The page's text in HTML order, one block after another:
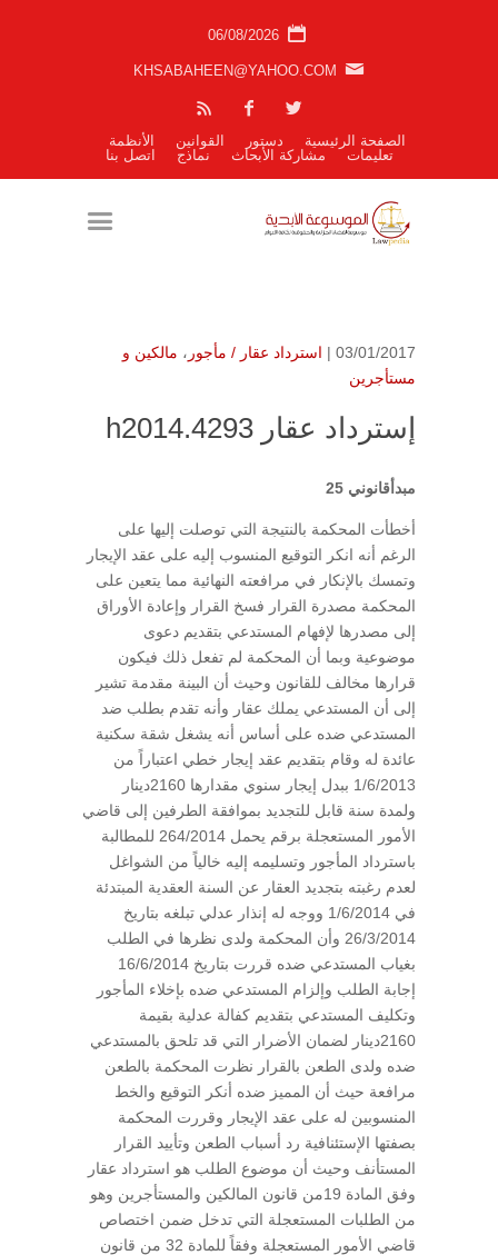
06/08/2026
KHSABAHEEN@YAHOO.COM
الصفحة الرئيسية دستور القوانين
الأنظمة
تعليمات
مشاركة الأبحاث نماذج اتصل بنا
03/01/2017 | استرداد عقار / مأجور ، مالكين و
مستأجرين
إسترداد عقار h2014.4293
مبدأقانوني 25
أخطأت المحكمة بالنتيجة التي توصلت إليها على
الرغم أنه انكر التوقيع المنسوب إليه على عقد الإيجار
وتمسك بالإنكار في مرافعته النهائية مما يتعين على
المحكمة مصدرة القرار فسخ القرار وإعادة الأوراق
إلى مصدرها لإفهام المستدعي بتقديم دعوى
موضوعية وبما أن المحكمة لم تفعل ذلك فيكون
قرارها مخالف للقانون وحيث أن البينة مقدمة تشير
إلى أن المستدعي يملك عقار وأنه تقدم بطلب ضد
المستدعي ضده على أساس أنه يشغل شقة سكنية
عائدة له وقام بتقديم عقد إيجار خطي اعتباراً من
1/6/2013 ببدل إيجار سنوي مقدارها 2160دينار
ولمدة سنة قابل للتجديد بموافقة الطرفين إلى قاضي
الأمور المستعجلة برقم يحمل 264/2014 للمطالبة
باسترداد المأجور وتسليمه إليه خالياً من الشواغل
لعدم رغبته بتجديد العقار عن السنة العقدية المبتدئة
في 1/6/2014 ووجه له إنذار عدلي تبلغه بتاريخ
26/3/2014 وأن المحكمة ولدى نظرها في الطلب
بغياب المستدعي ضده قررت بتاريخ 16/6/2014
إجابة الطلب وإلزام المستدعي ضده بإخلاء المأجور
وتكليف المستدعي بتقديم كفالة عدلية بقيمة
2160دينار لضمان الأضرار التي قد تلحق بالمستدعي
ضده ولدى الطعن بالقرار نظرت المحكمة بالطعن
مرافعة حيث أن المميز ضده أنكر التوقيع والخط
المنسوبين له على عقد الإيجار وقررت المحكمة
بصفتها الإستئنافية رد أسباب الطعن وتأييد القرار
المستأنف وحيث أن موضوع الطلب هو استرداد عقار
وفق المادة 19من قانون المالكين والمستأجرين وهو
من الطلبات المستعجلة التي تدخل ضمن اختصاص
قاضي الأمور المستعجلة وفقاً للمادة 32 من قانون